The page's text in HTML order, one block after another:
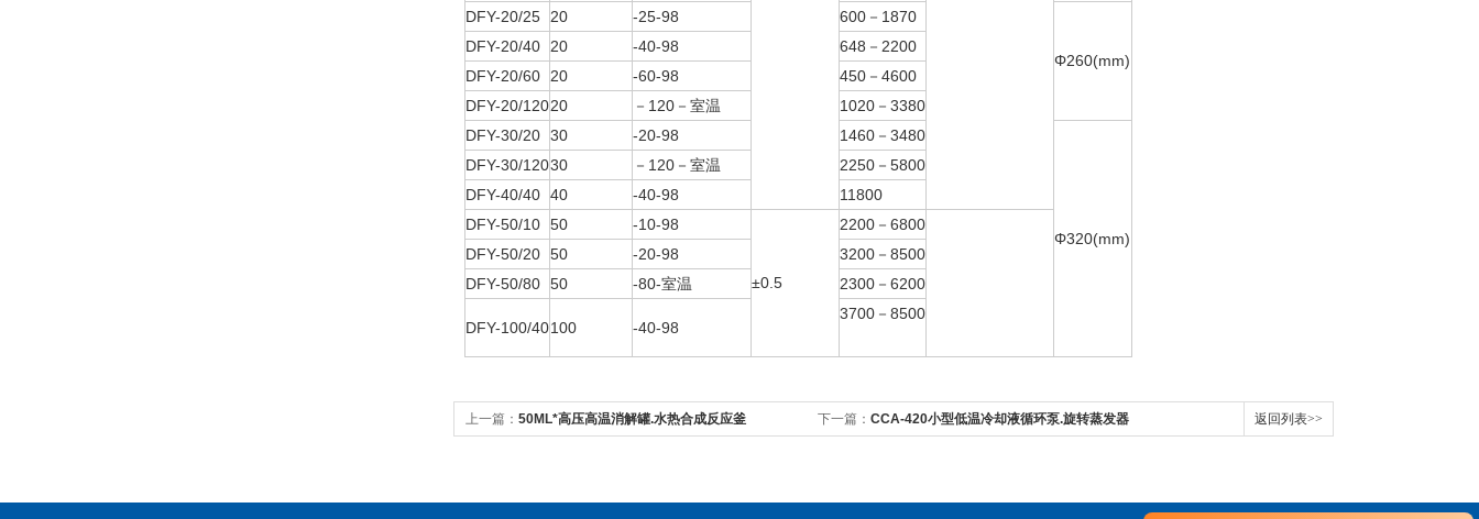
DFY-20/25
20 -25-98 600－1870
Φ260(mm)
DFY-20/40 20 -40-98
648－2200
DFY-20/60
20 -60-98
450－4600
DFY-20/12020 －120－室温
1020－3380
DFY-30/20 30 -20-98 1460－3480
Φ320(mm)
DFY-30/12030 －120－室温
2250－5800
DFY-40/40 40 -40-98
11800
DFY-50/10 50 -10-98
±0.5
2200－6800
DFY-50/20 50 -20-98
3200－8500
DFY-50/80 50 -80-室温 2300－6200
DFY-100/40100 -40-98
3700－8500
上一篇： 50ML*高压高温消解罐.水热合成反应釜 下一篇： CCA-420小型低温冷却液循环泵.旋转蒸发器 返回列表>>